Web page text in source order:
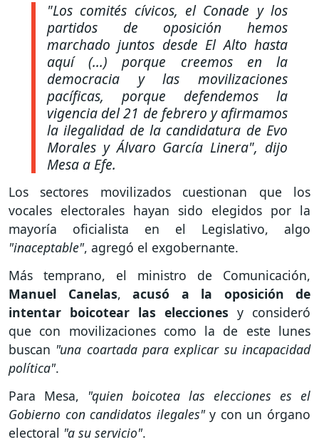
"Los comités cívicos, el Conade y los
partidos de oposición hemos
marchado juntos desde El Alto hasta
aquí (...) porque creemos en la
democracia y las movilizaciones
pacíficas, porque defendemos la
vigencia del 21 de febrero y afirmamos
la ilegalidad de la candidatura de Evo
Morales y Álvaro García Linera", dijo
Mesa a Efe.
Los sectores movilizados cuestionan que los
vocales electorales hayan sido elegidos por la
mayoría oficialista en el Legislativo, algo
"inaceptable", agregó el exgobernante.
Más temprano, el ministro de Comunicación,
Manuel Canelas, acusó a la oposición de
intentar boicotear las elecciones y consideró
que con movilizaciones como la de este lunes
buscan "una coartada para explicar su incapacidad
política".
Para Mesa, "quien boicotea las elecciones es el
Gobierno con candidatos ilegales"y con un órgano
electoral "a su servicio".